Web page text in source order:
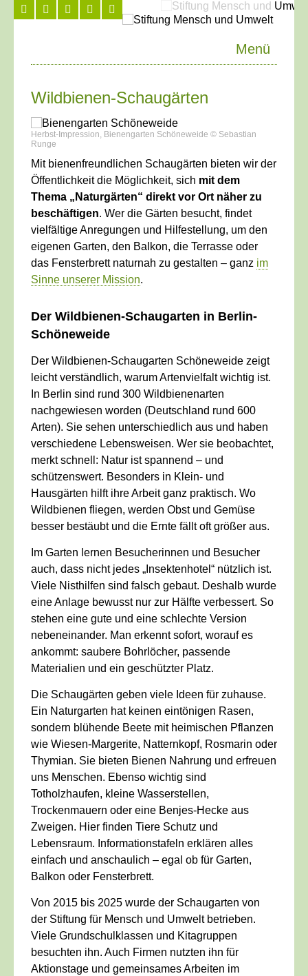
Menü
Wildbienen-Schaugärten
Herbst-Impression, Bienengarten Schöneweide © Sebastian
Runge
Mit bienenfreundlichen Schaugärten bieten wir der
Öffentlichkeit die Möglichkeit, sich mit dem
Thema „Naturgärten“ direkt vor Ort näher zu
beschäftigen. Wer die Gärten besucht, findet
vielfältige Anregungen und Hilfestellung, um den
eigenen Garten, den Balkon, die Terrasse oder
das Fensterbrett naturnah zu gestalten – ganz im
Sinne unserer Mission.
Der Wildbienen-Schaugarten in Berlin-
Schöneweide
Der Wildbienen-Schaugarten Schöneweide zeigt
leicht verständlich, warum Artenvielfalt wichtig ist.
In Berlin sind rund 300 Wildbienenarten
nachgewiesen worden (Deutschland rund 600
Arten). Sie sehen unterschiedlich aus und haben
verschiedene Lebensweisen. Wer sie beobachtet,
merkt schnell: Natur ist spannend – und
schützenswert. Besonders in Klein- und
Hausgärten hilft ihre Arbeit ganz praktisch. Wo
Wildbienen fliegen, werden Obst und Gemüse
besser bestäubt und die Ernte fällt oft größer aus.
Im Garten lernen Besucherinnen und Besucher
auch, dass nicht jedes „Insektenhotel“ nützlich ist.
Viele Nisthilfen sind falsch gebaut. Deshalb wurde
eine Anlage bewusst nur zur Hälfte verbessert. So
stehen eine gute und eine schlechte Version
nebeneinander. Man erkennt sofort, worauf es
ankommt: saubere Bohrlöcher, passende
Materialien und ein geschützter Platz.
Die Schaugärten geben viele Ideen für zuhause.
Ein Naturgarten hat keinen eintönigen Rasen,
sondern blühende Beete mit heimischen Pflanzen
wie Wiesen-Margerite, Natternkopf, Rosmarin oder
Thymian. Sie bieten Bienen Nahrung und erfreuen
uns Menschen. Ebenso wichtig sind
Totholzhaufen, kleine Wasserstellen,
Trockenmauern oder eine Benjes-Hecke aus
Zweigen. Hier finden Tiere Schutz und
Lebensraum. Informationstafeln erklären alles
einfach und anschaulich – egal ob für Garten,
Balkon oder Fensterbrett.
Von 2015 bis 2025 wurde der Schaugarten von
der Stiftung für Mensch und Umwelt betrieben.
Viele Grundschulklassen und Kitagruppen
besuchten ihn. Auch Firmen nutzten ihn für
Aktionstage und gemeinsames Arbeiten im